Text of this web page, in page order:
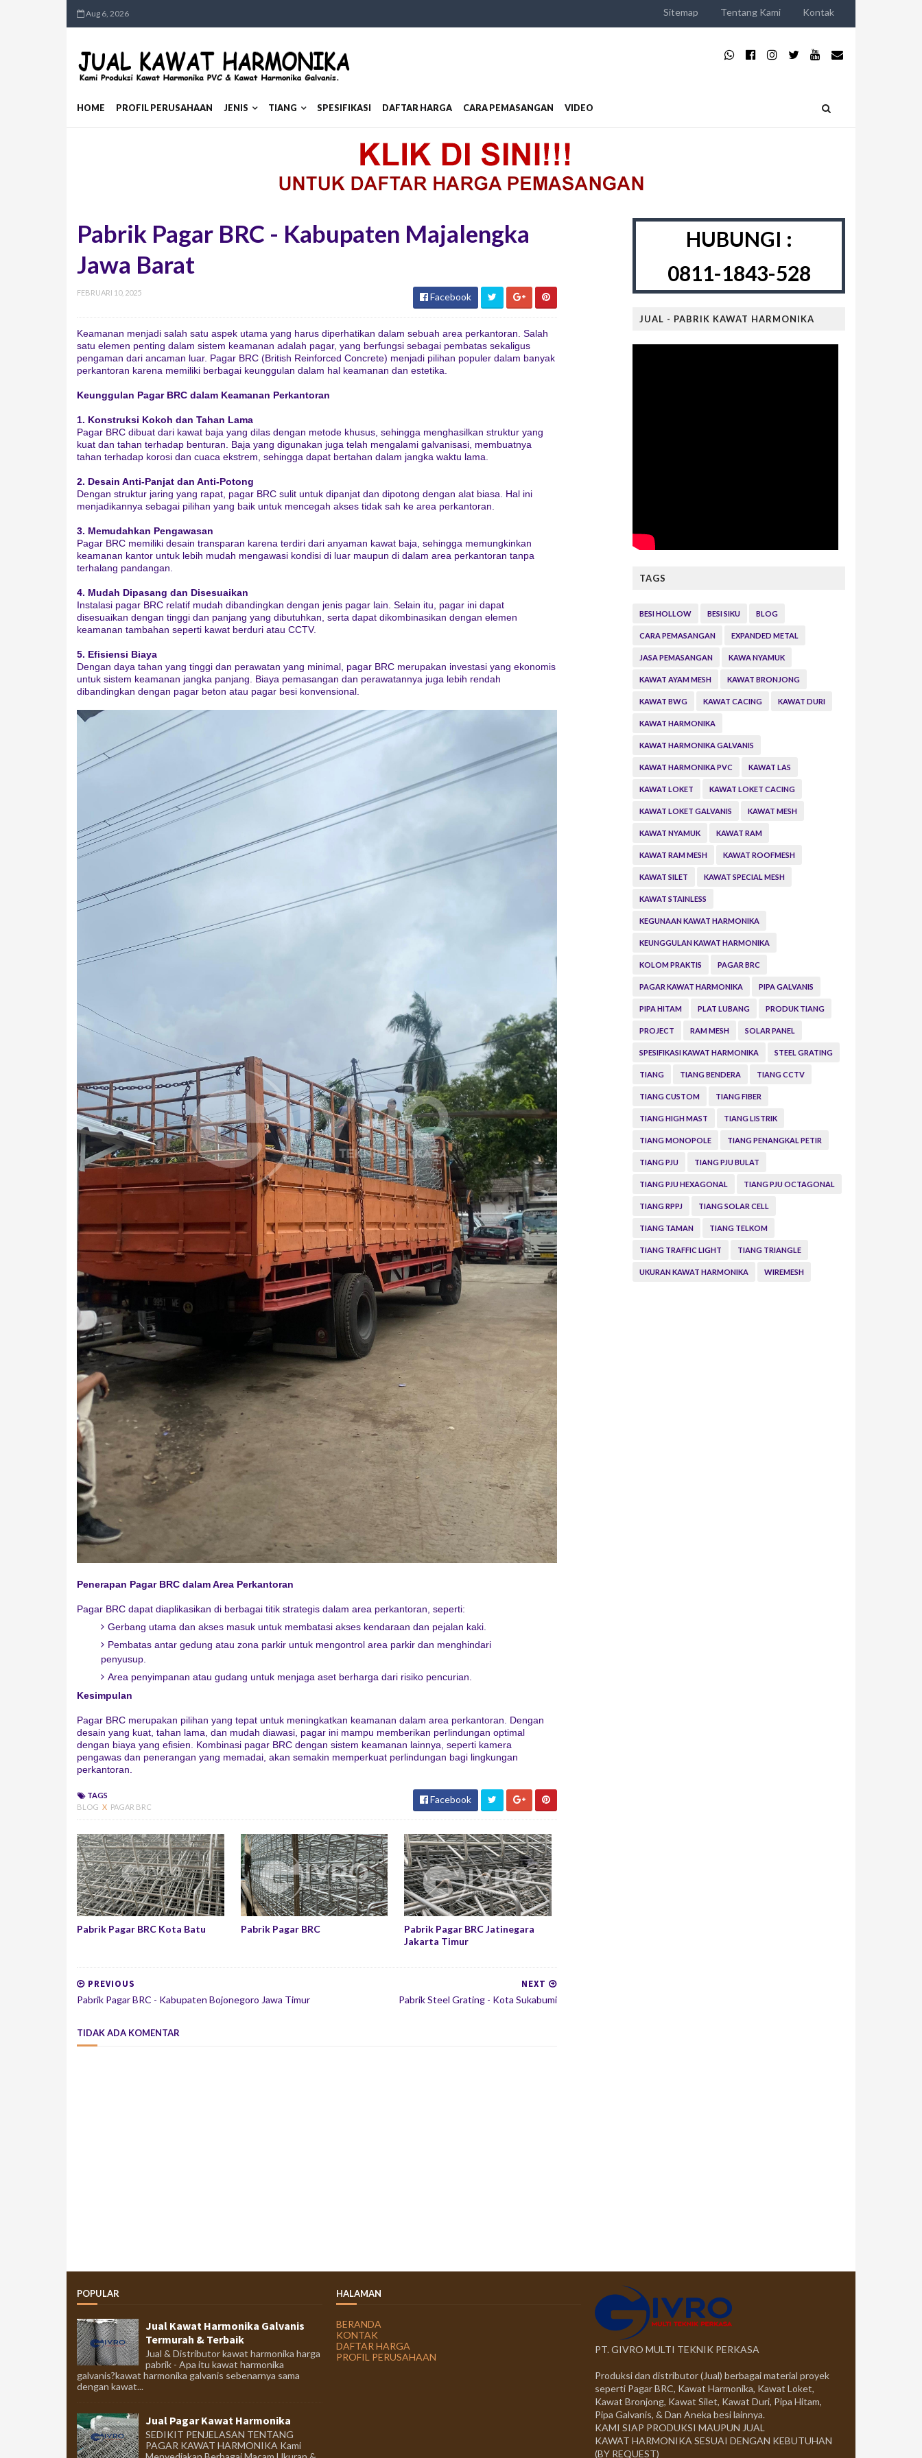
Aug 6, 2026 Sitemap Tentang Kami Kontak
HOME PROFIL PERUSAHAAN JENIS TIANG SPESIFIKASI DAFTAR HARGA CARA PEMASANGAN VIDEO
Pabrik Pagar BRC - Kabupaten Majalengka
Jawa Barat
FEBRUARI 10, 2025 Facebook
Keamanan menjadi salah satu aspek utama yang harus diperhatikan dalam sebuah area perkantoran. Salah
satu elemen penting dalam sistem keamanan adalah pagar, yang berfungsi sebagai pembatas sekaligus
pengaman dari ancaman luar. Pagar BRC (British Reinforced Concrete) menjadi pilihan populer dalam banyak
perkantoran karena memiliki berbagai keunggulan dalam hal keamanan dan estetika.
Keunggulan Pagar BRC dalam Keamanan Perkantoran
1. Konstruksi Kokoh dan Tahan Lama
Pagar BRC dibuat dari kawat baja yang dilas dengan metode khusus, sehingga menghasilkan struktur yang
kuat dan tahan terhadap benturan. Baja yang digunakan juga telah mengalami galvanisasi, membuatnya
tahan terhadap korosi dan cuaca ekstrem, sehingga dapat bertahan dalam jangka waktu lama.
2. Desain Anti-Panjat dan Anti-Potong
Dengan struktur jaring yang rapat, pagar BRC sulit untuk dipanjat dan dipotong dengan alat biasa. Hal ini
menjadikannya sebagai pilihan yang baik untuk mencegah akses tidak sah ke area perkantoran.
3. Memudahkan Pengawasan
Pagar BRC memiliki desain transparan karena terdiri dari anyaman kawat baja, sehingga memungkinkan
keamanan kantor untuk lebih mudah mengawasi kondisi di luar maupun di dalam area perkantoran tanpa
terhalang pandangan.
4. Mudah Dipasang dan Disesuaikan
Instalasi pagar BRC relatif mudah dibandingkan dengan jenis pagar lain. Selain itu, pagar ini dapat
disesuaikan dengan tinggi dan panjang yang dibutuhkan, serta dapat dikombinasikan dengan elemen
keamanan tambahan seperti kawat berduri atau CCTV.
5. Efisiensi Biaya
Dengan daya tahan yang tinggi dan perawatan yang minimal, pagar BRC merupakan investasi yang ekonomis
untuk sistem keamanan jangka panjang. Biaya pemasangan dan perawatannya juga lebih rendah
dibandingkan dengan pagar beton atau pagar besi konvensional.
Penerapan Pagar BRC dalam Area Perkantoran
Pagar BRC dapat diaplikasikan di berbagai titik strategis dalam area perkantoran, seperti:
Gerbang utama dan akses masuk untuk membatasi akses kendaraan dan pejalan kaki.
Pembatas antar gedung atau zona parkir untuk mengontrol area parkir dan menghindari
penyusup.
Area penyimpanan atau gudang untuk menjaga aset berharga dari risiko pencurian.
Kesimpulan
Pagar BRC merupakan pilihan yang tepat untuk meningkatkan keamanan dalam area perkantoran. Dengan
desain yang kuat, tahan lama, dan mudah diawasi, pagar ini mampu memberikan perlindungan optimal
dengan biaya yang efisien. Kombinasi pagar BRC dengan sistem keamanan lainnya, seperti kamera
pengawas dan penerangan yang memadai, akan semakin memperkuat perlindungan bagi lingkungan
perkantoran.
TAGS
BLOG X PAGAR BRC
Facebook
Pabrik Pagar BRC Kota Batu Pabrik Pagar BRC
Pabrik Pagar BRC Jatinegara
Jakarta Timur
NEXT
Pabrik Steel Grating - Kota Sukabumi
PREVIOUS
Pabrik Pagar BRC - Kabupaten Bojonegoro Jawa Timur
TIDAK ADA KOMENTAR
HUBUNGI :
0811-1843-528
JUAL - PABRIK KAWAT HARMONIKA
TAGS
BESI HOLLOW BESI SIKU BLOG
CARA PEMASANGAN EXPANDED METAL
JASA PEMASANGAN KAWA NYAMUK
KAWAT AYAM MESH KAWAT BRONJONG
KAWAT BWG KAWAT CACING KAWAT DURI
KAWAT HARMONIKA
KAWAT HARMONIKA GALVANIS
KAWAT HARMONIKA PVC KAWAT LAS
KAWAT LOKET KAWAT LOKET CACING
KAWAT LOKET GALVANIS KAWAT MESH
KAWAT NYAMUK KAWAT RAM
KAWAT RAM MESH KAWAT ROOFMESH
KAWAT SILET KAWAT SPECIAL MESH
KAWAT STAINLESS
KEGUNAAN KAWAT HARMONIKA
KEUNGGULAN KAWAT HARMONIKA
KOLOM PRAKTIS PAGAR BRC
PAGAR KAWAT HARMONIKA PIPA GALVANIS
PIPA HITAM PLAT LUBANG PRODUK TIANG
PROJECT RAM MESH SOLAR PANEL
SPESIFIKASI KAWAT HARMONIKA STEEL GRATING
TIANG TIANG BENDERA TIANG CCTV
TIANG CUSTOM TIANG FIBER
TIANG HIGH MAST TIANG LISTRIK
TIANG MONOPOLE TIANG PENANGKAL PETIR
TIANG PJU TIANG PJU BULAT
TIANG PJU HEXAGONAL TIANG PJU OCTAGONAL
TIANG RPPJ TIANG SOLAR CELL
TIANG TAMAN TIANG TELKOM
TIANG TRAFFIC LIGHT TIANG TRIANGLE
UKURAN KAWAT HARMONIKA WIREMESH
POPULAR
Jual Kawat Harmonika Galvanis
Termurah & Terbaik
Jual & Distributor kawat harmonika harga
pabrik - Apa itu kawat harmonika
galvanis?kawat harmonika galvanis sebenarnya sama
dengan kawat...
Jual Pagar Kawat Harmonika
SEDIKIT PENJELASAN TENTANG
PAGAR KAWAT HARMONIKA Kami
HALAMAN
BERANDA
KONTAK
DAFTAR HARGA
PROFIL PERUSAHAAN
PT. GIVRO MULTI TEKNIK PERKASA
Produksi dan distributor (Jual) berbagai material proyek
seperti Pagar BRC, Kawat Harmonika, Kawat Loket,
Kawat Bronjong, Kawat Silet, Kawat Duri, Pipa Hitam,
Pipa Galvanis, & Dan Aneka besi lainnya.
KAMI SIAP PRODUKSI MAUPUN JUAL
KAWAT HARMONIKA SESUAI DENGAN KEBUTUHAN
(BY REQUEST)